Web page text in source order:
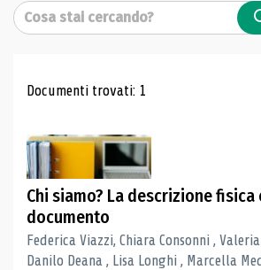
Cerca
Risultati di ricerca
Documenti trovati: 1
Chi siamo? La descrizione
documento
Federica Viazzi, Chiara Consonni ,
Danilo Deana , Lisa Longhi , Marcella